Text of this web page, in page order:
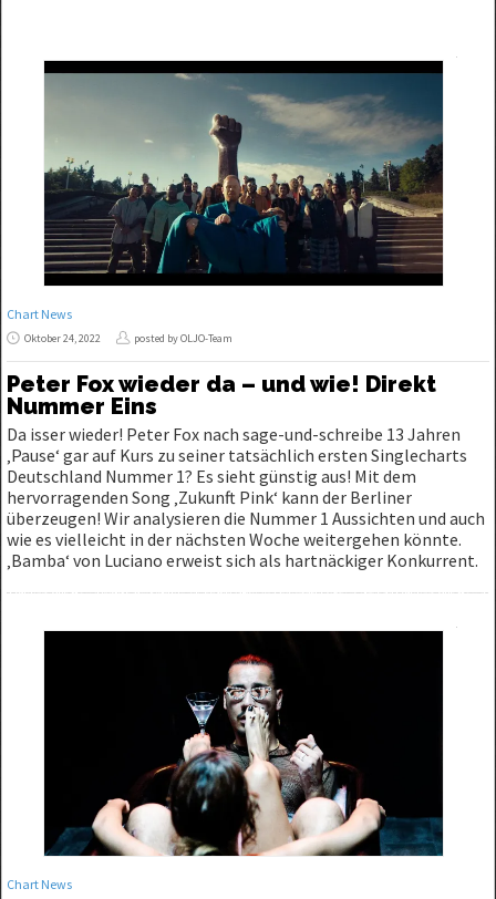
Chart News
Oktober 24, 2022 posted by OLJO-Team
Peter Fox wieder da – und wie! Direkt
Nummer Eins
Da isser wieder! Peter Fox nach sage-und-schreibe 13 Jahren
‚Pause‘ gar auf Kurs zu seiner tatsächlich ersten Singlecharts
Deutschland Nummer 1? Es sieht günstig aus! Mit dem
hervorragenden Song ‚Zukunft Pink‘ kann der Berliner
überzeugen! Wir analysieren die Nummer 1 Aussichten und auch
wie es vielleicht in der nächsten Woche weitergehen könnte.
‚Bamba‘ von Luciano erweist sich als hartnäckiger Konkurrent.
Chart News